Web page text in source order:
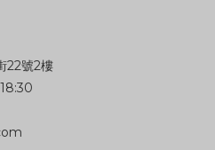
22號2樓